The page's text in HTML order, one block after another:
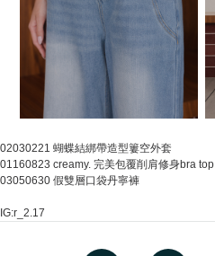
02030221 蝴蝶結綁帶造型簍空外套
01160823 creamy. 完美包覆削肩修身bra top
03050630 假雙層口袋丹寧褲
IG:r_2.17